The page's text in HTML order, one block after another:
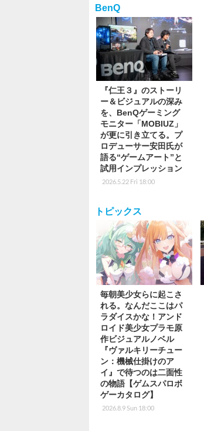
BenQ
『仁王３』のストーリ
ー＆ビジュアルの深み
を、BenQゲーミング
モニター「MOBIUZ」
が更に引き立てる。プ
ロデューサー安田氏が
語る“ゲームアート”と
試用インプレッション
2026.5.22 Fri 18:00
トピックス
毎朝美少女らに起こさ
れる。なんだここはパ
ラダイスかな！アンド
ロイド美少女プラモ原
作ビジュアルノベル
『ヴァルキリーチュー
ン：機械仕掛けのア
イ』で待つのは二面性
の物語【ゲムスパロボ
ゲーカタログ】
2026.8.9 Sun 18:00